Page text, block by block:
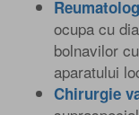
ocupa cu
bolnavilor
aparatului
Chirurgie